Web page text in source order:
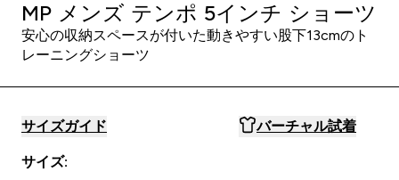
MP メンズ テンポ 5インチ ショーツ
安心の収納スペースが付いた動きやすい股下13cmのト
レーニングショーツ
サイズガイド バーチャル試着
サイズ: